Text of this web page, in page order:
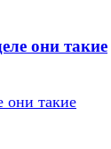
они такие